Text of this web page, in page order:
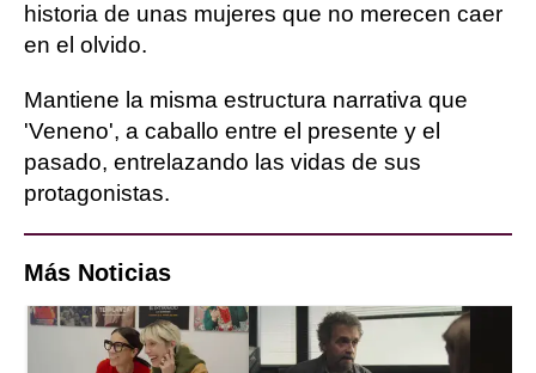
historia de unas mujeres que no merecen caer
en el olvido.
Mantiene la misma estructura narrativa que
'Veneno', a caballo entre el presente y el
pasado, entrelazando las vidas de sus
protagonistas.
Más Noticias